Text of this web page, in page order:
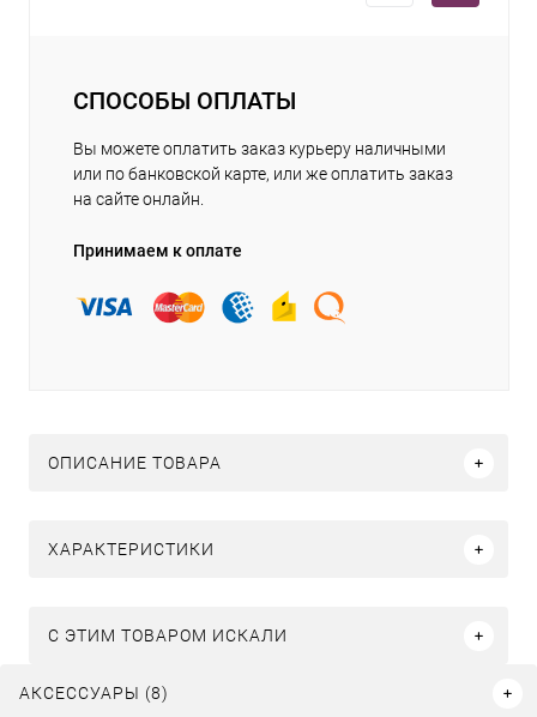
СПОСОБЫ ОПЛАТЫ
Вы можете оплатить заказ курьеру наличными
или по банковской карте, или же оплатить заказ
на сайте онлайн.
Принимаем к оплате
ОПИСАНИЕ ТОВАРА
ХАРАКТЕРИСТИКИ
C ЭТИМ ТОВАРОМ ИСКАЛИ
АКСЕССУАРЫ (8)